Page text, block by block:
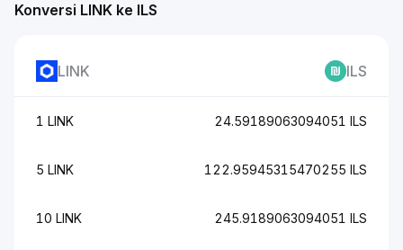
Konversi LINK ke ILS
LINK ILS
1 LINK 24.59189063094051 ILS
5 LINK 122.95945315470255 ILS
10 LINK 245.9189063094051 ILS